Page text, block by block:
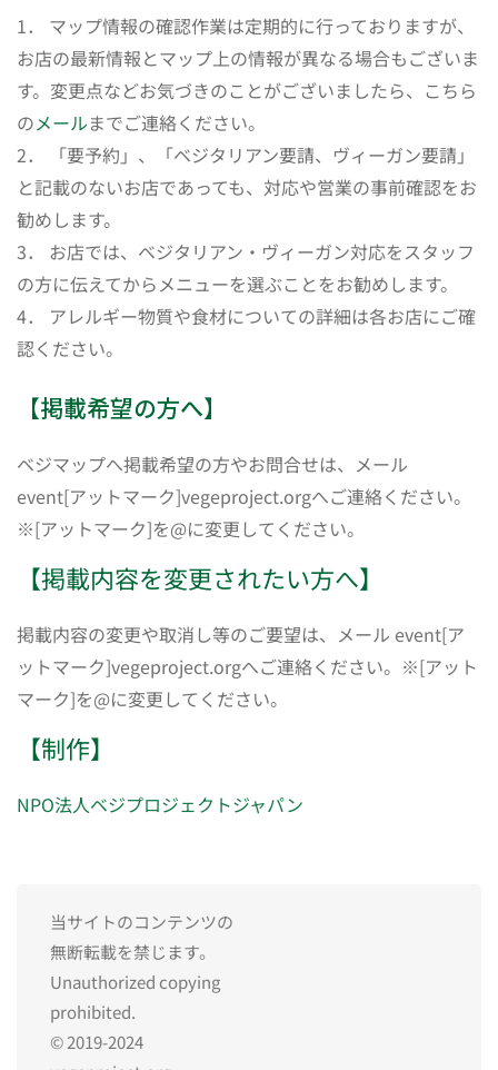
1． マップ情報の確認作業は定期的に行っておりますが、
お店の最新情報とマップ上の情報が異なる場合もございま
す。変更点などお気づきのことがございましたら、こちら
のメールまでご連絡ください。
2． 「要予約」、「ベジタリアン要請、ヴィーガン要請」
と記載のないお店であっても、対応や営業の事前確認をお
勧めします。
3． お店では、ベジタリアン・ヴィーガン対応をスタッフ
の方に伝えてからメニューを選ぶことをお勧めします。
4． アレルギー物質や食材についての詳細は各お店にご確
認ください。
【掲載希望の方へ】
ベジマップへ掲載希望の方やお問合せは、メール
event[アットマーク]vegeproject.orgへご連絡ください。
※[アットマーク]を@に変更してください。
【掲載内容を変更されたい方へ】
掲載内容の変更や取消し等のご要望は、メール event[ア
ットマーク]vegeproject.orgへご連絡ください。※[アット
マーク]を@に変更してください。
【制作】
NPO法人ベジプロジェクトジャパン
当サイトのコンテンツの
無断転載を禁じます。
Unauthorized copying
prohibited.
© 2019-2024